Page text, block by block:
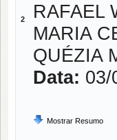
2
RAFAEL
MARIA
QUÉZIA
Data: 03/
Mostrar Resumo